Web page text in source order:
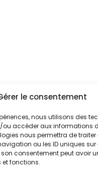
le consentement
nous utilisons des
ou accéder aux informations
nous permettra de traiter
ou les ID uniques sur
consentement peut avoir
fonctions.
/Conseil